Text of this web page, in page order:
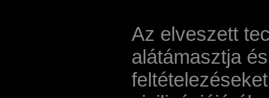
Az elveszett
alátámasztja